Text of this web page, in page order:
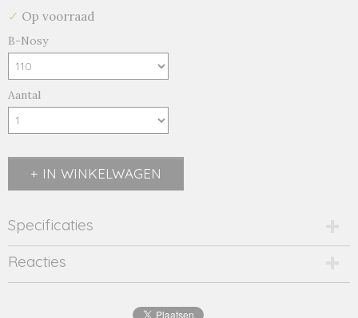
✓ Op voorraad
B-Nosy
Aantal
IN WINKELWAGEN
Specificaties
Productcode
2364-13456
Reacties